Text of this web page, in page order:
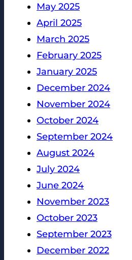
May 2025
April 2025
March 2025
February 2025
January 2025
December 2024
November 2024
October 2024
September 2024
August 2024
July 2024
June 2024
November 2023
October 2023
September 2023
December 2022